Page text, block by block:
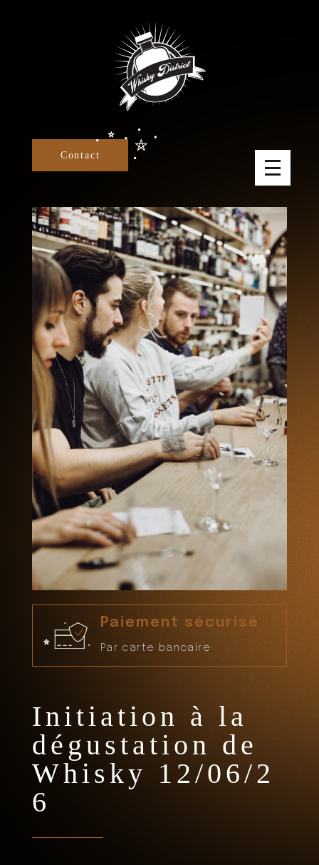
Contact
Paiement sécurisé
Par carte bancaire
Initiation à la
dégustation de
Whisky 12/06/2
6